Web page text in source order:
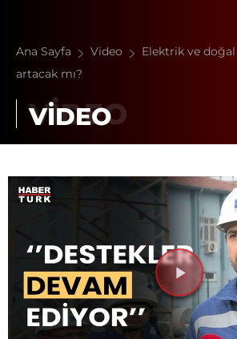
Ana Sayfa Video
Elektrik ve
artacak mı?
VİDEO
Oynat